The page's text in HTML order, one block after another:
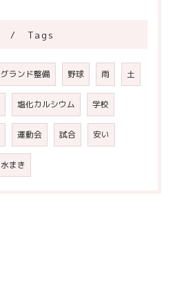
Tags
グランド整備 野球 雨 土
塩化カルシウム 学校
運動会 試合 安い
水まき